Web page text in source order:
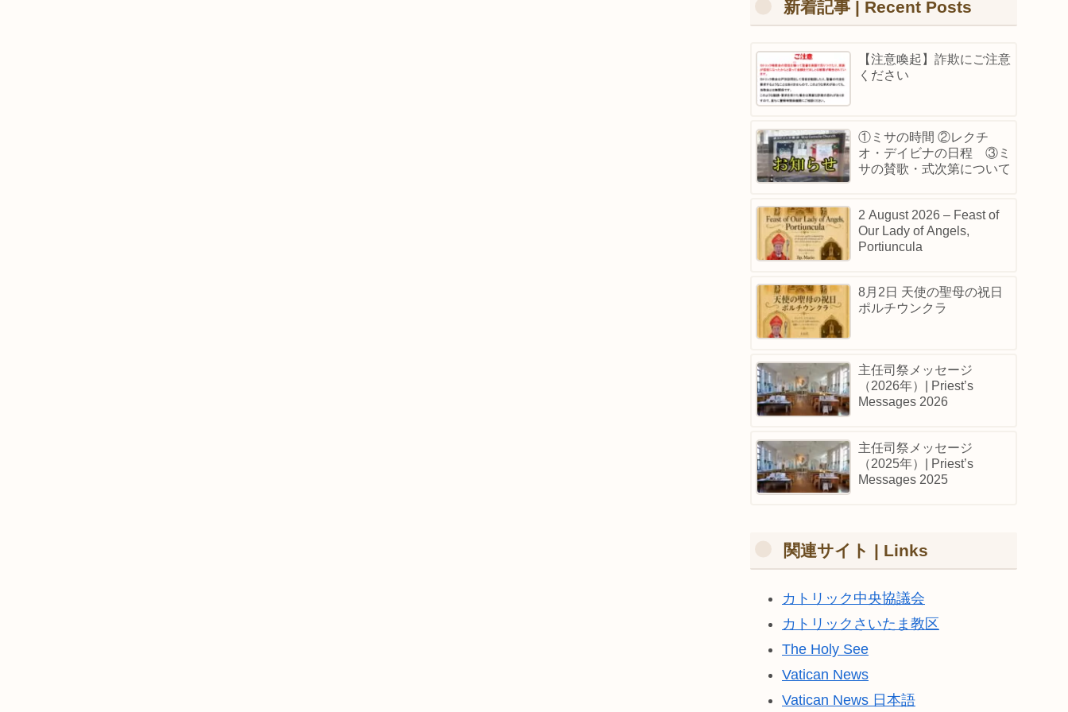
新着記事 | Recent Posts
【注意喚起】詐欺にご注意
ください
①ミサの時間 ②レクチ
オ・デイビナの日程 ③ミ
サの賛歌・式次第について
2 August 2026 – Feast of
Our Lady of Angels,
Portiuncula
8月2日 天使の聖母の祝日
ポルチウンクラ
主任司祭メッセージ
（2026年）| Priest’s
Messages 2026
主任司祭メッセージ
（2025年）| Priest’s
Messages 2025
関連サイト | Links
カトリック中央協議会
カトリックさいたま教区
The Holy See
Vatican News
Vatican News 日本語